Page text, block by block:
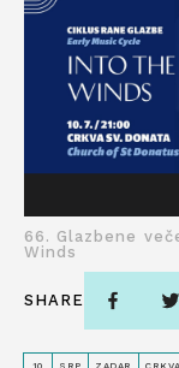
66. Glazbene
Winds
SHARE